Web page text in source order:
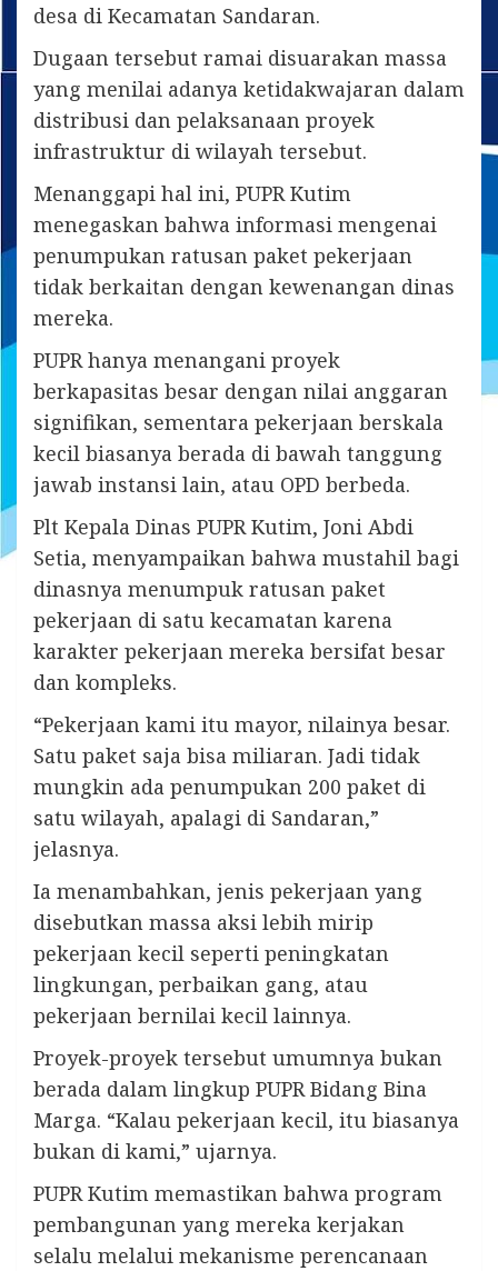
desa di Kecamatan Sandaran.
Dugaan tersebut ramai disuarakan massa
yang menilai adanya ketidakwajaran dalam
distribusi dan pelaksanaan proyek
infrastruktur di wilayah tersebut.
Menanggapi hal ini, PUPR Kutim
menegaskan bahwa informasi mengenai
penumpukan ratusan paket pekerjaan
tidak berkaitan dengan kewenangan dinas
mereka.
PUPR hanya menangani proyek
berkapasitas besar dengan nilai anggaran
signifikan, sementara pekerjaan berskala
kecil biasanya berada di bawah tanggung
jawab instansi lain, atau OPD berbeda.
Plt Kepala Dinas PUPR Kutim, Joni Abdi
Setia, menyampaikan bahwa mustahil bagi
dinasnya menumpuk ratusan paket
pekerjaan di satu kecamatan karena
karakter pekerjaan mereka bersifat besar
dan kompleks.
“Pekerjaan kami itu mayor, nilainya besar.
Satu paket saja bisa miliaran. Jadi tidak
mungkin ada penumpukan 200 paket di
satu wilayah, apalagi di Sandaran,”
jelasnya.
Ia menambahkan, jenis pekerjaan yang
disebutkan massa aksi lebih mirip
pekerjaan kecil seperti peningkatan
lingkungan, perbaikan gang, atau
pekerjaan bernilai kecil lainnya.
Proyek-proyek tersebut umumnya bukan
berada dalam lingkup PUPR Bidang Bina
Marga. “Kalau pekerjaan kecil, itu biasanya
bukan di kami,” ujarnya.
PUPR Kutim memastikan bahwa program
pembangunan yang mereka kerjakan
selalu melalui mekanisme perencanaan